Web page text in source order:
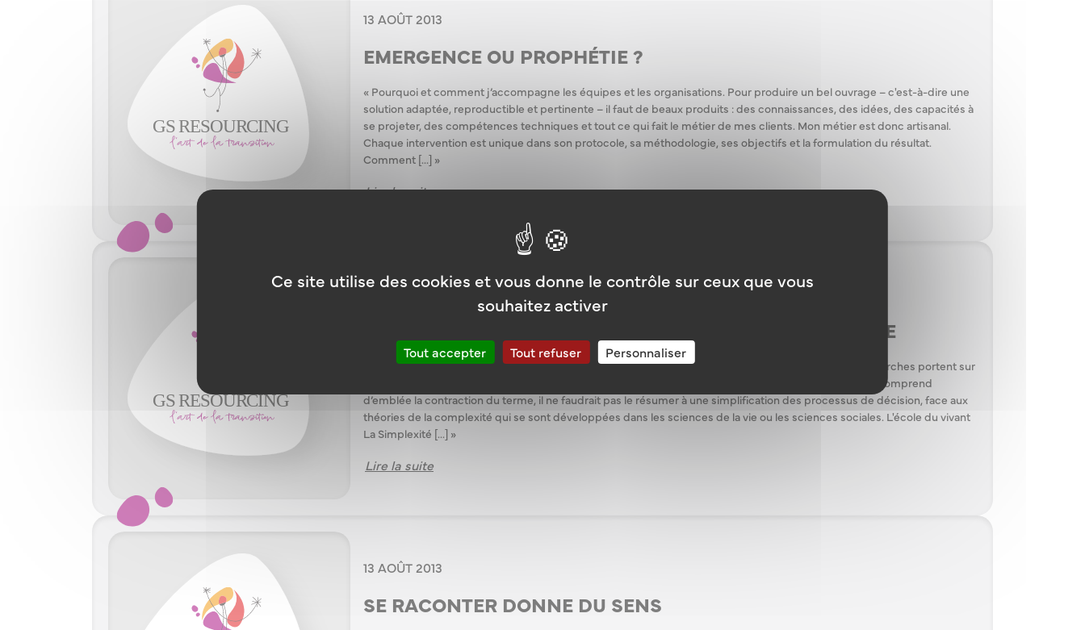
13 AOÛT 2013
EMERGENCE OU PROPHÉTIE ?
« Pourquoi et comment j’accompagne les équipes et les organisations. Pour produire un bel ouvrage – c'est-à-dire une
solution adaptée, reproductible et pertinente – il faut de beaux produits : des connaissances, des idées, des capacités à
se projeter, des compétences techniques et tout ce qui fait le métier de mes clients. Mon métier est donc artisanal.
Chaque intervention est unique dans son protocole, sa méthodologie, ses objectifs et la formulation du résultat.
Comment [...] »
Lire la suite
13 AOÛT 2013
SIMPLEXITÉ, LA VOIE DE L’ÉLÉGANCE À VIVRE ENSEMBLE
« Alain Berthoz est Professeur au Collège de France et Membre de l’Académie des Sciences. Ses recherches portent sur
la perception et l’action. En 2009, il a composé un essai proposant une théorie de la Simplexité. Si l’on comprend
d’emblée la contraction du terme, il ne faudrait pas le résumer à une simplification des processus de décision, face aux
théories de la complexité qui se sont développées dans les sciences de la vie ou les sciences sociales. L'école du vivant
La Simplexité [...] »
Lire la suite
13 AOÛT 2013
SE RACONTER DONNE DU SENS
Ce site utilise des cookies et vous donne le contrôle sur ceux que vous
souhaitez activer
Tout accepter Tout refuser Personnaliser